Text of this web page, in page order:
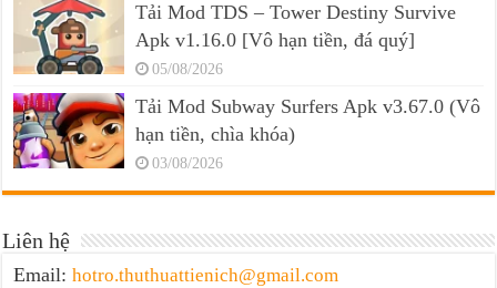
Tải Mod TDS – Tower Destiny Survive
Apk v1.16.0 [Vô hạn tiền, đá quý]
05/08/2026
Tải Mod Subway Surfers Apk v3.67.0 (Vô
hạn tiền, chìa khóa)
03/08/2026
Liên hệ
Email:hotro.thuthuattienich@gmail.com